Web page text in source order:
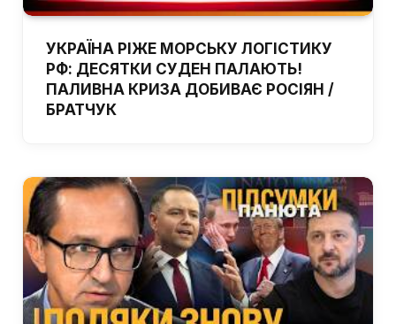
УКРАЇНА РІЖЕ МОРСЬКУ ЛОГІСТИКУ
РФ: ДЕСЯТКИ СУДЕН ПАЛАЮТЬ!
ПАЛИВНА КРИЗА ДОБИВАЄ РОСІЯН /
БРАТЧУК